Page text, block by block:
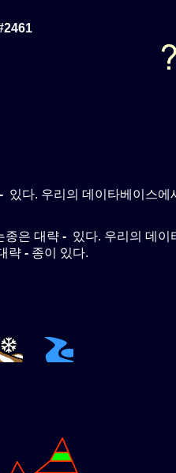
- 있다. 우리의 데이타베이스에
종은 대략 - 있다. 우리의 데이
략 - 종이 있다.